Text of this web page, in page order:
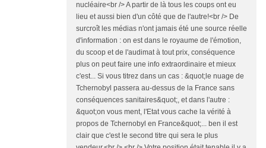
nucléaire<br /> A partir de là tous les coups ont eu
lieu et aussi bien d'un côté que de l'autre!<br /> De
surcroît les médias n'ont jamais été une source réelle
d'information : on est dans le royaume de l'émotion,
du scoop et de l'audimat à tout prix, conséquence
plus on peut faire une info extraordinaire et mieux
c'est... Si vous titrez dans un cas : &quot;le nuage de
Tchernobyl passera au-dessus de la France sans
conséquences sanitaires&quot;, et dans l'autre :
&quot;on vous ment, l'Etat vous cache la vérité à
propos de Tchernobyl en France&quot;... ben il est
clair que c'est le second titre qui sera le plus